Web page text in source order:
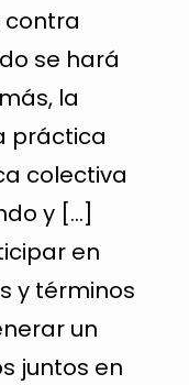
contra
se hará
la
práctica
colectiva
y […]
en
y términos
un
juntos en